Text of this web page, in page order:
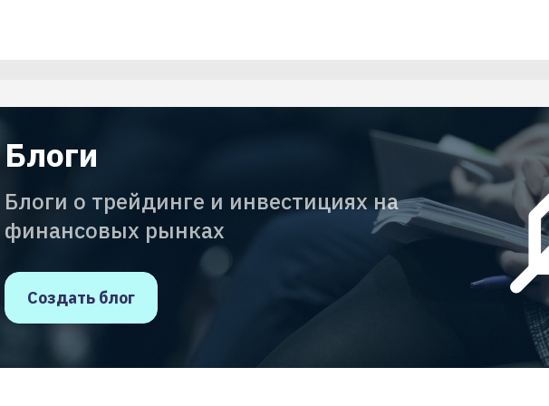
Блоги
Блоги о трейдинге и инвестициях на
финансовых рынках
Создать блог